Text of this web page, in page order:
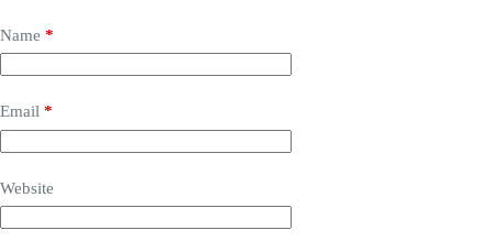
Name *
Email *
Website